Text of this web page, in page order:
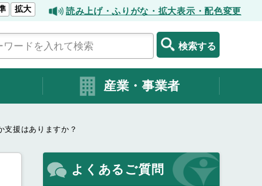
拡大 読み上げ・ふりがな・拡大表示・配色変更
検索する
産業・事業者
支援はありますか？
よくあるご質問